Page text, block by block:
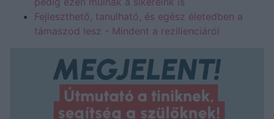
Fejleszthető, tanulható, és egész életedben a
támaszod lesz - Mindent a rezilienciáról